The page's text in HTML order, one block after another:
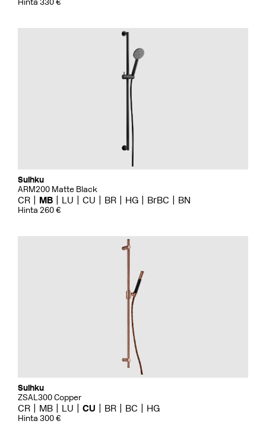
Hinta 330 €
Suihku
ARM200 Matte Black
CR MB LU CU BR HG BrBC BN
Hinta 260 €
Suihku
ZSAL300 Copper
CR MB LU CU BR BC HG
Hinta 300 €